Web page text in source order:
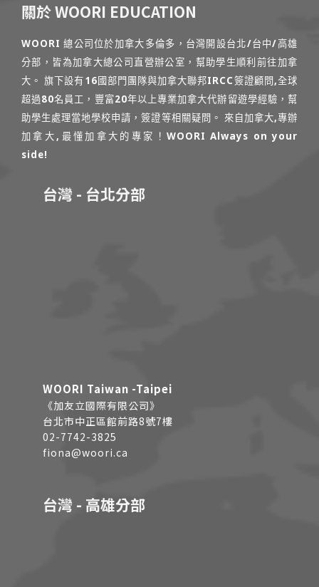
關於 WOORI EDUCATION
WOORI 總公司位於加拿大多倫多，台灣開設台北/台中/高雄
分部，皆為加拿大總公司直營辦公室，幫助學生順利前往加拿
大。 旗下設有16國部門團隊與加拿大聯邦IRCC簽證顧問,全球
超過80名員工，豐富20年以上專業加拿大代辦留遊學經驗，幫
助學生處理當地學校申請，簽證等相關疑問。 來自加拿大,專辦
加拿大,最懂加拿大的專家！WOORI Always on your
side!
台灣 - 台北分部
WOORI Taiwan -Taipei
《加友立國際有限公司》
台北市中正區館前路8號7樓
02-7742-3825
fiona@woori.ca
台灣 - 高雄分部